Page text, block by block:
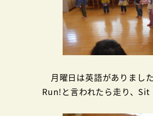
月曜日は英語がありまし
Run!と言われたら走り、